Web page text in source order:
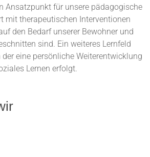
Ansatzpunkt für unsere pädagogische
mit therapeutischen Interventionen
den Bedarf unserer Bewohner und
sind. Ein weiteres Lernfeld
eine persönliche Weiterentwicklung
Lernen erfolgt.